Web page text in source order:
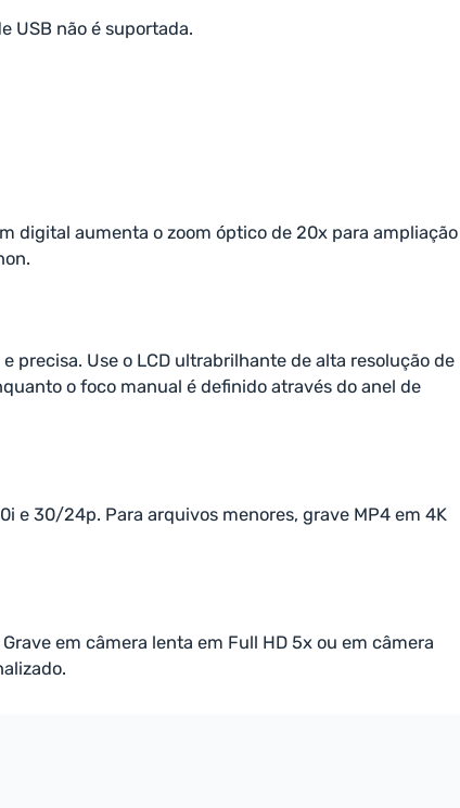
USB não é suportada.
digital aumenta o zoom óptico de 20x para ampliação
precisa. Use o LCD ultrabrilhante de alta resolução de
o foco manual é definido através do anel de
e 30/24p. Para arquivos menores, grave MP4 em 4K
em câmera lenta em Full HD 5x ou em câmera